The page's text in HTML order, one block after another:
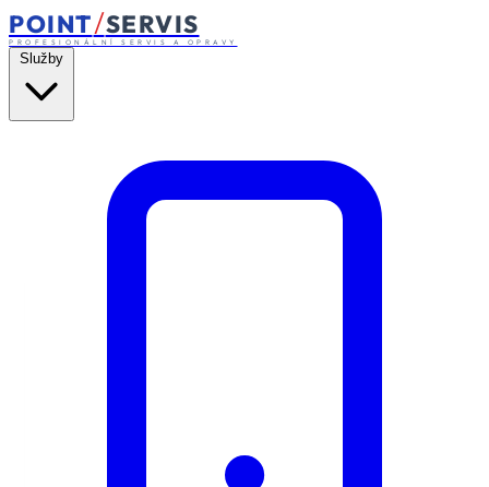
POINT/SERVIS
PROFESIONÁLNÍ SERVIS A OPRAVY
Služby